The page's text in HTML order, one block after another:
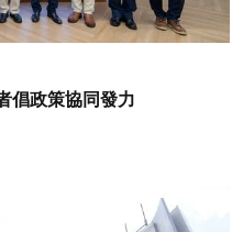
倡政策協同發力